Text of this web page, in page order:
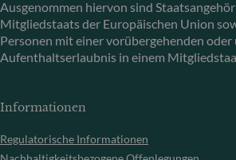
Ausgenommen hiervon sind
Mitgliedstaats der Europäischen Union
Personen mit einer vorübergehenden
Aufenthaltserlaubnis in einem
Informationen
Regulatorische Informationen